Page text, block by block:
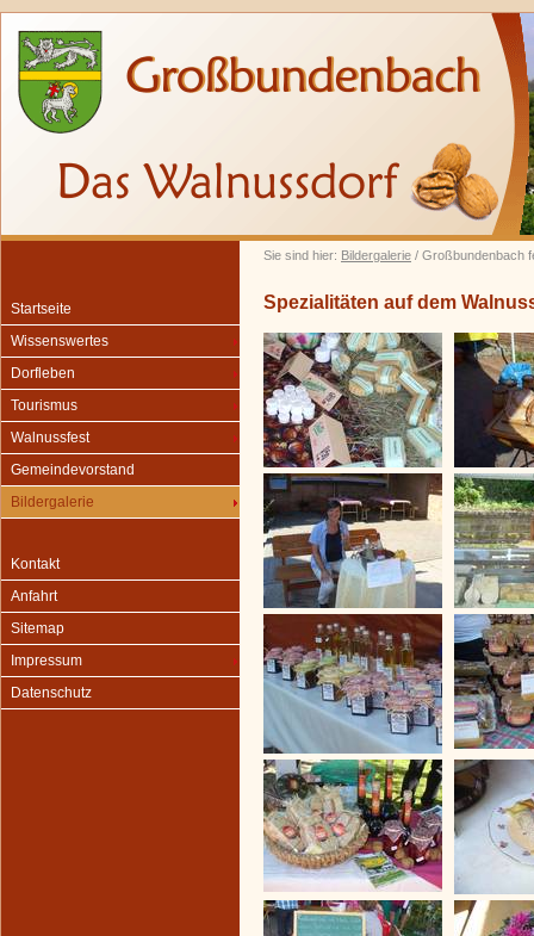
Sie sind hier: Bildergalerie / Großbundenbach
Startseite
Wissenswertes
Dorfleben
Tourismus
Walnussfest
Gemeindevorstand
Bildergalerie
Kontakt
Anfahrt
Sitemap
Impressum
Datenschutz
Spezialitäten auf dem